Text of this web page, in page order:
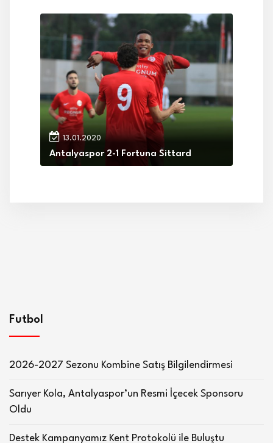
13.01.2020
Antalyaspor 2-1 Fortuna Sittard
Futbol
2026-2027 Sezonu Kombine Satış Bilgilendirmesi
Sarıyer Kola, Antalyaspor’un Resmi İçecek Sponsoru
Oldu
Destek Kampanyamız Kent Protokolü ile Buluştu